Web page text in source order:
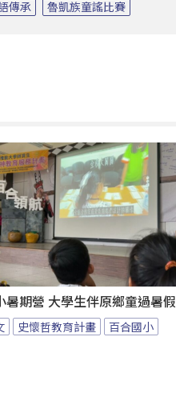
傳承 魯凱族童謠比賽
暑期營 大學生伴原鄉童過暑假
史懷哲教育計畫 百合國小